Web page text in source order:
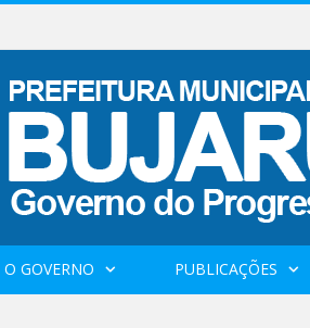
O GOVERNO PUBLICAÇÕES